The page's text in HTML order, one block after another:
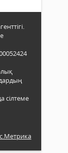
сілтеме